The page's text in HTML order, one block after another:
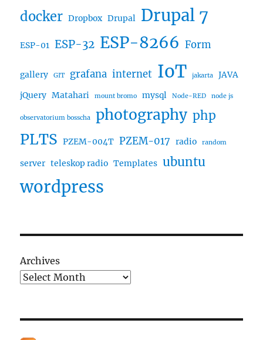
docker Dropbox Drupal Drupal 7
ESP-01 ESP-32 ESP-8266 Form
gallery GIT grafana internet IoT jakarta
JAVA
jQuery Matahari mount bromo mysql Node-RED node js
observatorium bosscha photography php
PLTS PZEM-004T PZEM-017 radio random
server teleskop radio Templates ubuntu
wordpress
Archives